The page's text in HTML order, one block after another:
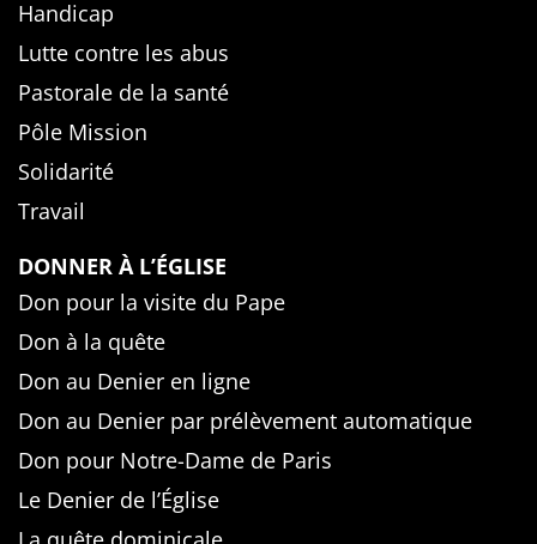
Handicap
Lutte contre les abus
Pastorale de la santé
Pôle Mission
Solidarité
Travail
DONNER À L’ÉGLISE
Don pour la visite du Pape
Don à la quête
Don au Denier en ligne
Don au Denier par prélèvement automatique
Don pour Notre-Dame de Paris
Le Denier de l’Église